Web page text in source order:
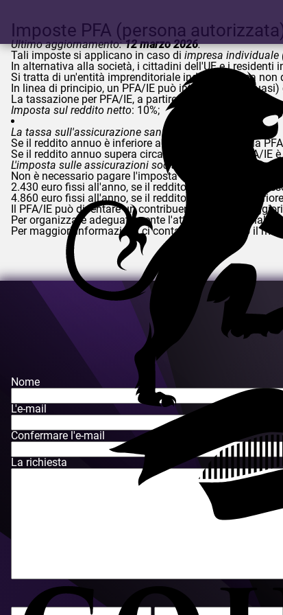
Imposte PFA (persona
Ultimo aggiornamento:12 marzo 2026.
Tali imposte si applicano in caso di impresa individuale
In alternativa alla società, i cittadini dell'UE e i residenti
Si tratta di un'entità imprenditoriale individuale, ma non
In linea di principio, un PFA/IE può intraprendere
La tassazione per PFA/IE, a partire dal 2026:
Imposta sul reddito netto: 10%;
La tassa sull'assicurazione sanitaria
Se il reddito annuo è inferiore a circa 58.000 euro, la
Se il reddito annuo supera circa 58.000 euro, la PFA/IE
L'imposta sulle assicurazioni sociali (imposta sulla
Non è necessario pagare l'imposta sulle assicurazioni
2.430 euro fissi all'anno, se il reddito annuale è
4.860 euro fissi all'anno, se il reddito annuale è
Il PFA/IE può diventare un contribuente IVA; per
Per organizzare adeguatamente l'attività commerciale
Per maggiori informazioni, ci contatti compilando il
Nome
L'e-mail
Confermare l'e-mail
La richiesta